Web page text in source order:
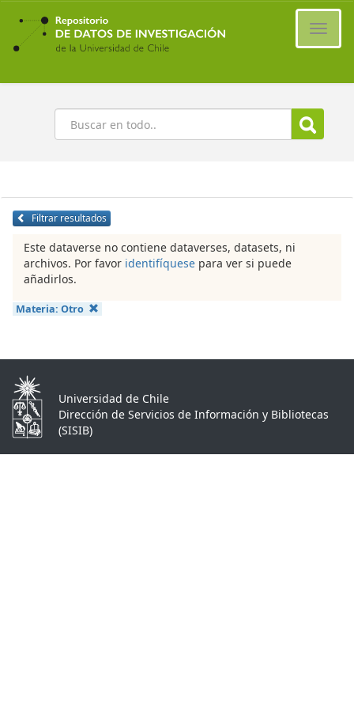
Ir
contenido
principal
Buscar
Filtrar resultados
Este dataverse no contiene dataverses, datasets, ni
archivos. Por favor identifíquese para ver si puede
añadirlos.
Materia: Otro
Universidad de Chile
Dirección de Servicios de Información y Bibliotecas
(SISIB)